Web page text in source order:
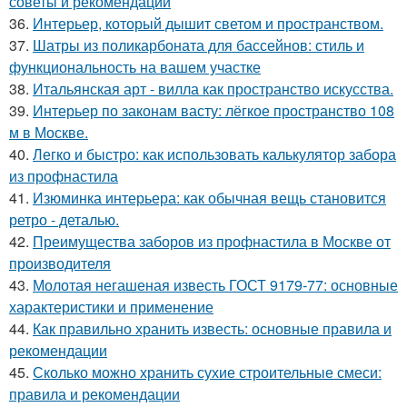
36. Интерьер, который дышит светом и пространством.
37. Шатры из поликарбоната для бассейнов: стиль и
функциональность на вашем участке
38. Итальянская арт - вилла как пространство искусства.
39. Интерьер по законам васту: лёгкое пространство 108
м в Москве.
40. Легко и быстро: как использовать калькулятор забора
из профнастила
41. Изюминка интерьера: как обычная вещь становится
ретро - деталью.
42. Преимущества заборов из профнастила в Москве от
производителя
43. Молотая негашеная известь ГОСТ 9179-77: основные
характеристики и применение
44. Как правильно хранить известь: основные правила и
рекомендации
45. Сколько можно хранить сухие строительные смеси:
правила и рекомендации